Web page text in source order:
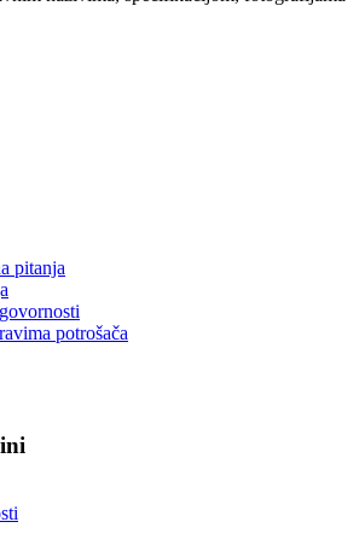
pitanja
potrošača